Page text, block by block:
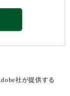
社が提供する